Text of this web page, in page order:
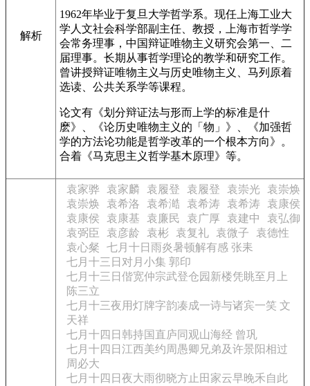
解析
1962年毕业于复旦大学哲学系。现任上海工业大
学人文社会科学部副主任、教授，上海市哲学学
会常务理事，中国辩证唯物主义研究会第一、二
届理事。长期从事哲学理论的教学和研究工作。
曾讲授辩证唯物主义与历史唯物主义、马列原着
选读、公共关系学等课程。
论文有《划分辩证法与形而上学的标准是什
麽》、《论历史唯物主义的「物」》、《加强哲
学的方法论功能是哲学改革的一个根本方向》。
合着《马克思主义哲学基木原理》等。
袁家骅 袁家麟 袁履登 袁履登 袁崇光
袁崇焕
袁崇焕
袁希洛 袁希澔 袁希涛 袁希涛
袁康侯
袁康侯
袁康基 袁廉民 袁广厚 袁建中
袁弘御
袁弼臣
袁彦龄 袁彬 袁复礼 袁微子
袁德性
袁心粲
七月十日雨炎暑顿解有感 张耒
七月十三日对月小集 郭印
七月十三日偕宽仲宗武登仓园新楼凭眺至月上
陈三立
七月十三夜用灯牌字韵凑成一诗与诸宾一笑 文
天祥
七月十四日韩持国直庐同观山海经 曾巩
七月十四日江西美约周愚卿兄弟及许景阳相过
周必大
七月十四日夜大雨彻晓方止田家云早晚禾自此